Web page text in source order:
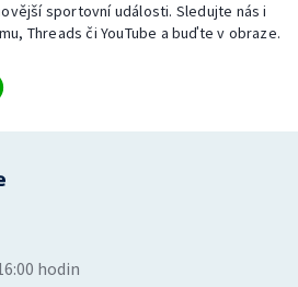
sportovní události. Sledujte nás i
Threads či YouTube a buďte v obraze.
hodin